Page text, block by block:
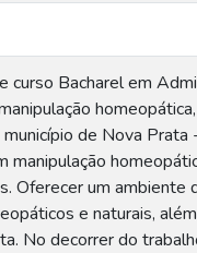
curso Bacharel em
de Nova
Oferecer um ambiente
e naturais,
No decorrer do